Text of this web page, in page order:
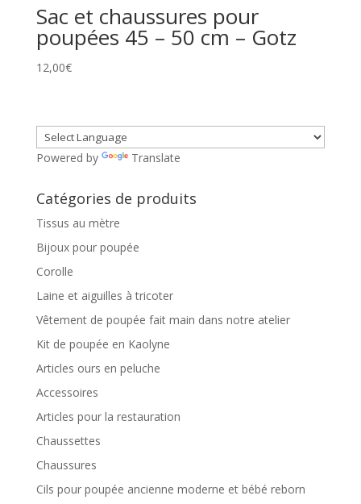
Sac et chaussures pour
poupées 45 – 50 cm – Gotz
12,00€
Powered by Translate
Catégories de produits
Tissus au mètre
Bijoux pour poupée
Corolle
Laine et aiguilles à tricoter
Vêtement de poupée fait main dans notre atelier
Kit de poupée en Kaolyne
Articles ours en peluche
Accessoires
Articles pour la restauration
Chaussettes
Chaussures
Cils pour poupée ancienne moderne et bébé reborn